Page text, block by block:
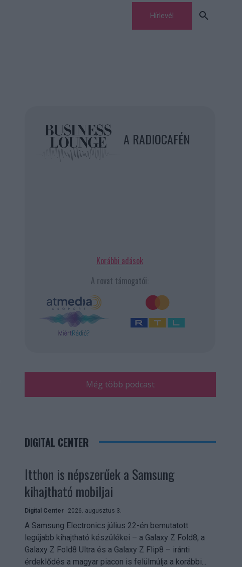
Hírlevél
A RADIOCAFÉN
Korábbi adások
A rovat támogatói:
Még több podcast
DIGITAL CENTER
Itthon is népszerűek a Samsung
kihajtható mobiljai
Digital Center 2026. augusztus 3.
A Samsung Electronics július 22-én bemutatott
legújabb kihajtható készülékei – a Galaxy Z Fold8, a
Galaxy Z Fold8 Ultra és a Galaxy Z Flip8 – iránti
érdeklődés a magyar piacon is felülmúlja a korábbi...